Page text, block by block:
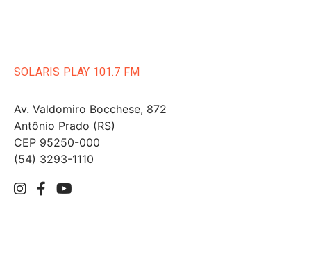
SOLARIS PLAY 101.7 FM
Av. Valdomiro Bocchese, 872
Antônio Prado (RS)
CEP 95250-000
(54) 3293-1110